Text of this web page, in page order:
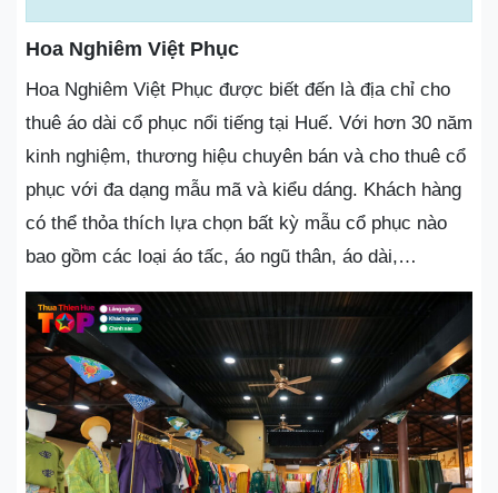
Hoa Nghiêm Việt Phục
Hoa Nghiêm Việt Phục được biết đến là địa chỉ cho
thuê áo dài cổ phục nổi tiếng tại Huế. Với hơn 30 năm
kinh nghiệm, thương hiệu chuyên bán và cho thuê cổ
phục với đa dạng mẫu mã và kiểu dáng. Khách hàng
có thể thỏa thích lựa chọn bất kỳ mẫu cổ phục nào
bao gồm các loại áo tấc, áo ngũ thân, áo dài,…